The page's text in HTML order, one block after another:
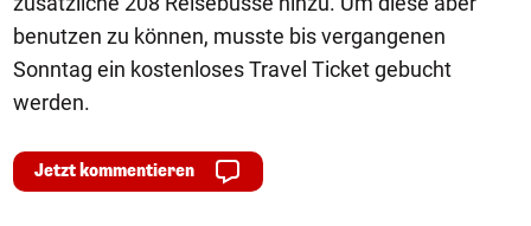
benutzen zu können, musste bis vergangenen
Sonntag ein kostenloses Travel Ticket gebucht
werden.
Jetzt kommentieren